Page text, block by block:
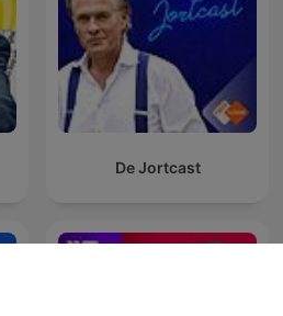
De Jortcast